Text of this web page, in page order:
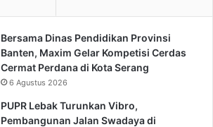
Bersama Dinas Pendidikan Provinsi
Banten, Maxim Gelar Kompetisi Cerdas
Cermat Perdana di Kota Serang
6 Agustus 2026
PUPR Lebak Turunkan Vibro,
Pembangunan Jalan Swadaya di